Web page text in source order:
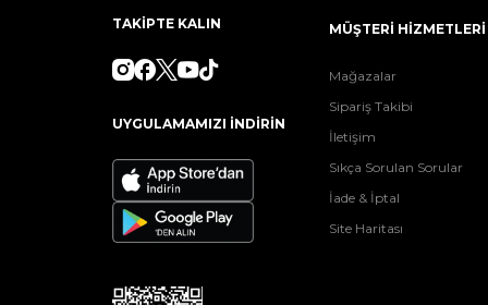
TAKİPTE KALIN
UYGULAMAMIZI İNDİRİN
MÜŞTERİ HİZMETLERİ
Mağazalar
Sipariş Takibi
İletişim
Sıkça Sorulan Sorular
İade & İptal
Site Haritası